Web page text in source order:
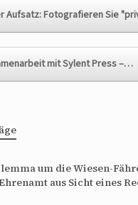
Aufsatz: Fotografieren Sie
mit Sylent Press –…
um die Wiesen-
aus Sicht eines